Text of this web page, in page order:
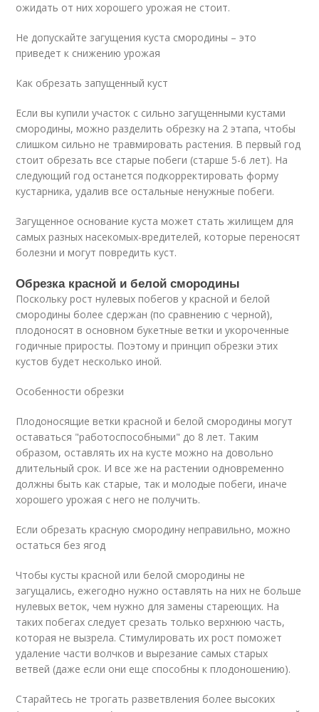
ожидать от них хорошего урожая не стоит.
Не допускайте загущения куста смородины – это
приведет к снижению урожая
Как обрезать запущенный куст
Если вы купили участок с сильно загущенными кустами
смородины, можно разделить обрезку на 2 этапа, чтобы
слишком сильно не травмировать растения. В первый год
стоит обрезать все старые побеги (старше 5-6 лет). На
следующий год останется подкорректировать форму
кустарника, удалив все остальные ненужные побеги.
Загущенное основание куста может стать жилищем для
самых разных насекомых-вредителей, которые переносят
болезни и могут повредить куст.
Обрезка красной и белой смородины
Поскольку рост нулевых побегов у красной и белой
смородины более сдержан (по сравнению с черной),
плодоносят в основном букетные ветки и укороченные
годичные приросты. Поэтому и принцип обрезки этих
кустов будет несколько иной.
Особенности обрезки
Плодоносящие ветки красной и белой смородины могут
оставаться "работоспособными" до 8 лет. Таким
образом, оставлять их на кусте можно на довольно
длительный срок. И все же на растении одновременно
должны быть как старые, так и молодые побеги, иначе
хорошего урожая с него не получить.
Если обрезать красную смородину неправильно, можно
остаться без ягод
Чтобы кусты красной или белой смородины не
загущались, ежегодно нужно оставлять на них не больше
нулевых веток, чем нужно для замены стареющих. На
таких побегах следует срезать только верхнюю часть,
которая не вызрела. Стимулировать их рост поможет
удаление части волчков и вырезание самых старых
ветвей (даже если они еще способны к плодоношению).
Старайтесь не трогать разветвления более высоких